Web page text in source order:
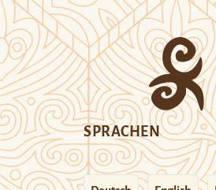
SPRACHEN